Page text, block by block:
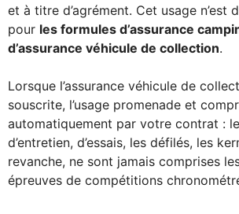
et à titre d’agrément. Cet usage n’est
pour les formules d’assurance
d’assurance véhicule de collection.
Lorsque l’assurance véhicule de
souscrite, l’usage promenade et
automatiquement par votre contrat :
d’entretien, d’essais, les défilés, les
revanche, ne sont jamais comprises
épreuves de compétitions